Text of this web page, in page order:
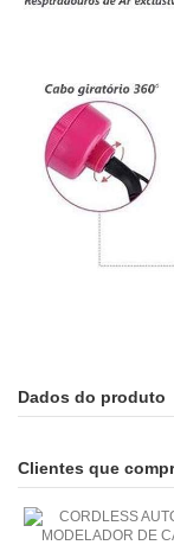
Dados do produto
Clientes que